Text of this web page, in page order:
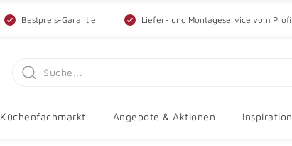
Bestpreis-Garantie Liefer- und Montageservice vom Profi
Küchenfachmarkt Angebote & Aktionen Inspiration